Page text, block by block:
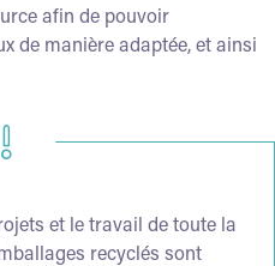
afin de pouvoir
de manière adaptée, et ainsi
et le travail de toute la
recyclés sont